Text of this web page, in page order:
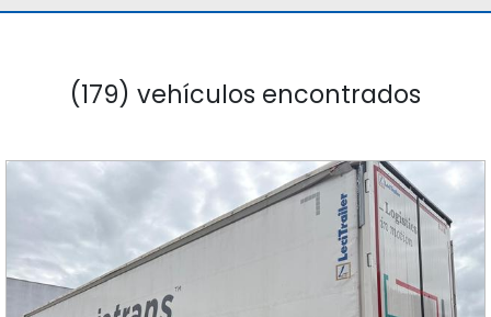
(179) vehículos encontrados